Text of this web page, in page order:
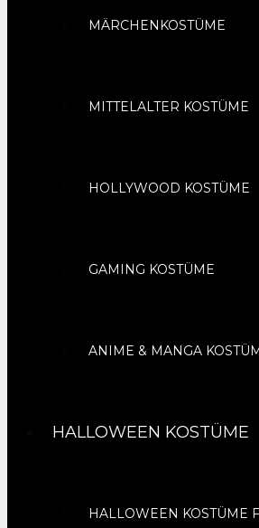
MÄRCHENKOSTÜME
MITTELALTER KOSTÜME
HOLLYWOOD KOSTÜME
GAMING KOSTÜME
ANIME & MANGA
HALLOWEEN KOSTÜME
HALLOWEEN KOSTÜME